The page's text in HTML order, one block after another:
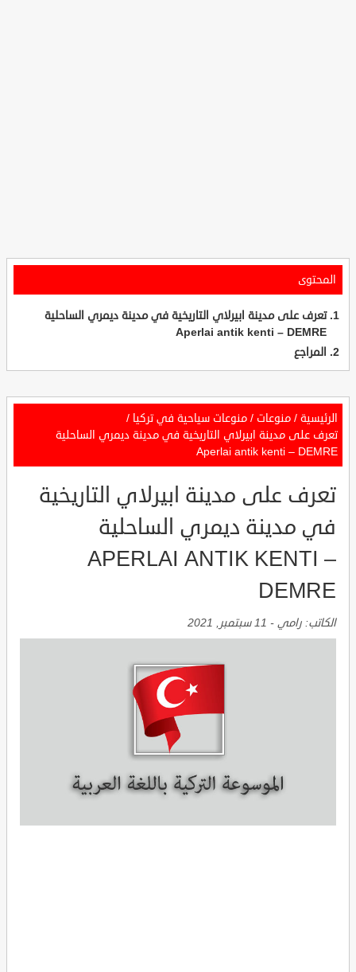
المحتوى
تعرف على مدينة ابيرلاي التاريخية في مدينة ديمري الساحلية
Aperlai antik kenti – DEMRE
المراجع
الرئيسية / منوعات / منوعات سياحية في تركيا /
تعرف على مدينة ابيرلاي التاريخية في مدينة ديمري الساحلية
Aperlai antik kenti – DEMRE
تعرف على مدينة ابيرلاي التاريخية
في مدينة ديمري الساحلية
APERLAI ANTIK KENTI –
DEMRE
الكاتب: رامي - 11 سبتمبر, 2021